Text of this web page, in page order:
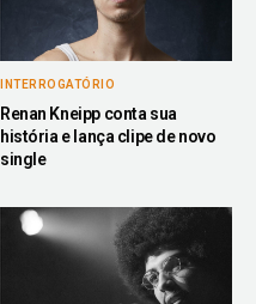
INTERROGATÓRIO
Renan Kneipp conta sua
história e lança clipe de novo
single